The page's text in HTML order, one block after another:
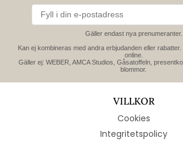
Gäller endast nya prenumeranter.
Kan ej kombineras med andra erbjudanden eller
online.
Gäller ej: WEBER, AMCA Studios, Gåsatoffeln,
blommor.
VILLKOR
Cookies
Integritetspolicy